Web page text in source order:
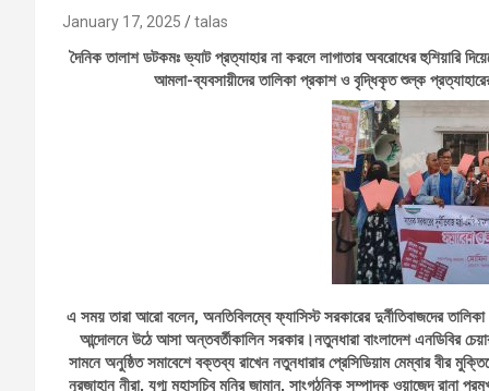
January 17, 2025 talas
দৈনিক তালাশ ডটকমঃ ভ্যাট প্রত্যাহার না করলে লাগাতার অবরোধের হুশিয়ারি
আমলা-ব্যবসায়ীদের তালিকা প্রকাশ ও বৃদ্ধিকৃত শুল্ক
এ সময় তারা আরো বলেন, অনতিবিলম্বে ফ্যাসিস্ট সরকারের দুর্নীতিবাজদের
আন্দোলনে উঠে আসা অন্তবর্তীকালিন সরকার।নতুনধারা বাংলাদেশ এনডিবির
সামনে অনুষ্ঠিত সমাবেশে বক্তব্য রাখেন নতুনধারার প্রেসিডিয়াম মেম্বার বীর
নূরজাহান নীরা, যুগ্ম মহাসচিব মনির জামান, সাংগঠনিক সম্পাদক ওয়াজেদ